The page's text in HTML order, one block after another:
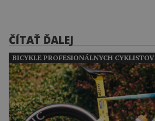
ČÍTAŤ ĎALEJ
BICYKLE PROFESIONÁLNYCH CYKLISTOV